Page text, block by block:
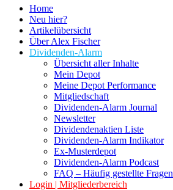
Home
Neu hier?
Artikelübersicht
Über Alex Fischer
Dividenden-Alarm
Übersicht aller Inhalte
Mein Depot
Meine Depot Performance
Mitgliedschaft
Dividenden-Alarm Journal
Newsletter
Dividendenaktien Liste
Dividenden-Alarm Indikator
Ex-Musterdepot
Dividenden-Alarm Podcast
FAQ – Häufig gestellte Fragen
Login | Mitgliederbereich